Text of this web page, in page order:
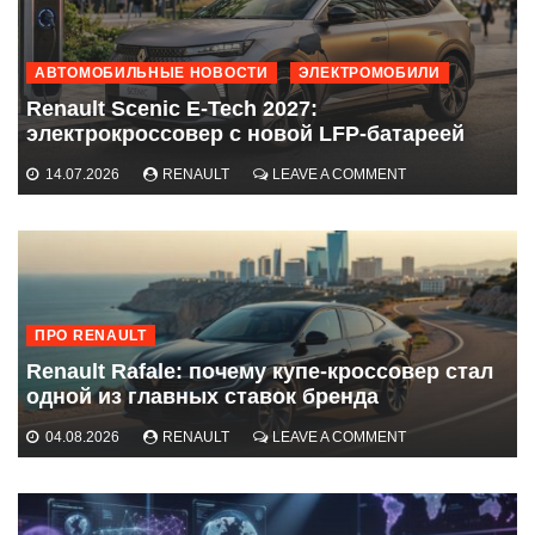
ПРО RENAULT
Renault Rafale: почему купе-кроссовер стал
одной из главных ставок бренда
04.08.2026 RENAULT LEAVE A COMMENTON
RENAULT
ПОЧЕМУ
КУПЕ-
АВТОМОБИЛЬНЫЕ НОВОСТИ ЭЛЕКТРОМОБИЛИ
Renault Scenic E-Tech 2027:
электрокроссовер с новой LFP-батареей
14.07.2026 RENAULT LEAVE A COMMENTON
RENAULT
TECH
2027:
С
НОВОЙ
LFP-
БАТАРЕЕЙ